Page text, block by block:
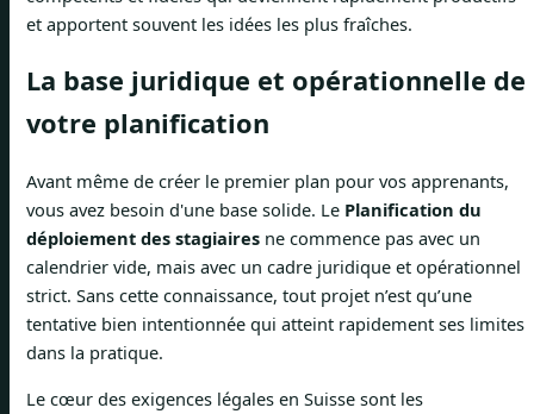
et apportent souvent les idées les plus fraîches.
La base juridique et opérationnelle de
votre planification
Avant même de créer le premier plan pour vos apprenants,
vous avez besoin d'une base solide. Le Planification du
déploiement des stagiaires ne commence pas avec un
calendrier vide, mais avec un cadre juridique et opérationnel
strict. Sans cette connaissance, tout projet n’est qu’une
tentative bien intentionnée qui atteint rapidement ses limites
dans la pratique.
Le cœur des exigences légales en Suisse sont les